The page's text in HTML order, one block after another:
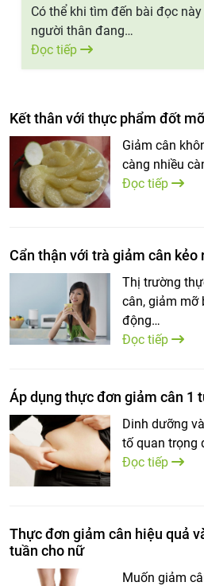
Có thể khi tìm đến bài đọc
người thân đang…
Đọc tiếp
Kết thân với thực phẩm đốt
Giảm cân
càng nhiều
Đọc tiếp
Cẩn thận với trà giảm cân kẻo
Thị trường
cân, giảm mỡ
động…
Đọc tiếp
Áp dụng thực đơn giảm cân 1
Dinh dưỡng
tố quan trọng
Đọc tiếp
Thực đơn giảm cân hiệu quả
tuần cho nữ
Muốn giảm